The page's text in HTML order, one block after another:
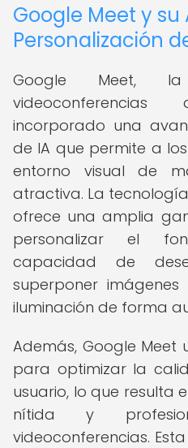
Google Meet y su
Personalización
Google Meet,
incorporado una
de IA que permite a
entorno visual de
atractiva. La
ofrece una amplia
personalizar el
capacidad de
superponer
iluminación de forma
Además, Google Meet
para optimizar la
usuario, lo que resulta
nítida y
videoconferencias.